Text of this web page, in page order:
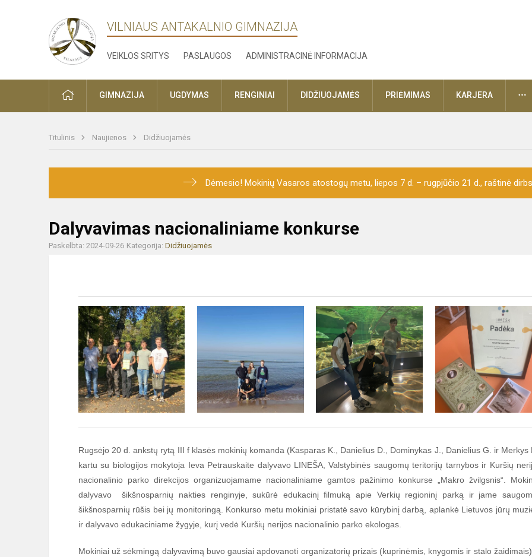
VILNIAUS ANTAKALNIO GIMNAZIJA
VEIKLOS SRITYS PASLAUGOS ADMINISTRACINĖ INFORMACIJA
PRADŽIAGIMNAZIJA UGDYMAS RENGINIAI DIDŽIUOJAMĖS PRIĖMIMAS KARJERA
Titulinis Naujienos Didžiuojamės
Dėmesio! Mokinių Vasaros atostogų metu, liepos 7 d. – rugpjūčio 21 d., raštinė
Dalyvavimas nacionaliniame konkurse
Paskelbta: 2024-09-26 Kategorija: Didžiuojamės
Rugsėjo 20 d. ankstų rytą III f klasės mokinių komanda (Kasparas K., Danielius D., Dominykas J., Danielius G. ir Merkys
kartu su biologijos mokytoja Ieva Petrauskaite dalyvavo LINEŠA, Valstybinės saugomų teritorijų tarnybos ir Kuršių
nacionalinio parko direkcijos organizuojamame nacionaliniame gamtos pažinimo konkurse „Makro žvilgsnis“.
dalyvavo šikšnosparnių nakties renginyje, sukūrė edukacinį filmuką apie Verkių regioninį parką ir jame
šikšnosparnių rūšis bei jų monitoringą. Konkurso metu mokiniai pristatė savo kūrybinį darbą, aplankė Lietuvos jūrų
ir dalyvavo edukaciniame žygyje, kurį vedė Kuršių nerijos nacionalinio parko ekologas.
Mokiniai už sėkmingą dalyvavimą buvo gausiai apdovanoti organizatorių prizais (kuprinėmis, knygomis ir stalo